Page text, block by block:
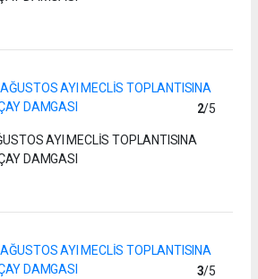
2/5
AYI MECLİS TOPLANTISINA
DAMGASI
3/5